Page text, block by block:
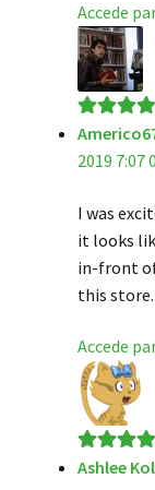
Accede
Valorado
de 5
2019 7:07
I was
it looks
in-front
this store.
Accede
Valorado
Ashlee